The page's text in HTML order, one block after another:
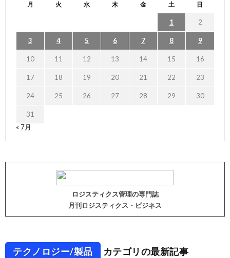
月 火 水 木 金 土 日
1 2
3 4 5 6 7 8 9
10 11 12 13 14 15 16
17 18 19 20 21 22 23
24 25 26 27 28 29 30
31
« 7月
ロジスティクス管理の専門誌
月刊ロジスティクス・ビジネス
テクノロジー/製品 カテゴリの最新記事